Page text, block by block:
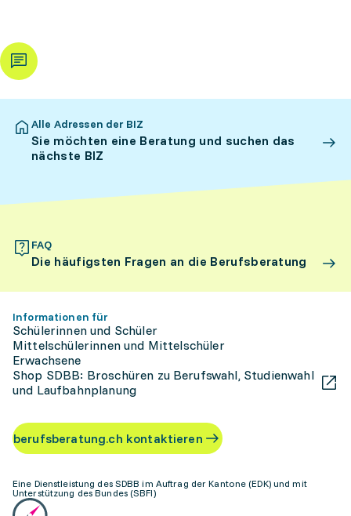
Alle Adressen der BIZ
Sie möchten eine Beratung und suchen das
nächste BIZ
FAQ
Die häufigsten Fragen an die Berufsberatung
Informationen für
Schülerinnen und Schüler
Mittelschülerinnen und Mittelschüler
Erwachsene
Shop SDBB: Broschüren zu Berufswahl, Studienwahl
und Laufbahnplanung
berufsberatung.ch kontaktieren
Eine Dienstleistung des SDBB im Auftrag der Kantone (EDK) und mit
Unterstützung des Bundes (SBFI)